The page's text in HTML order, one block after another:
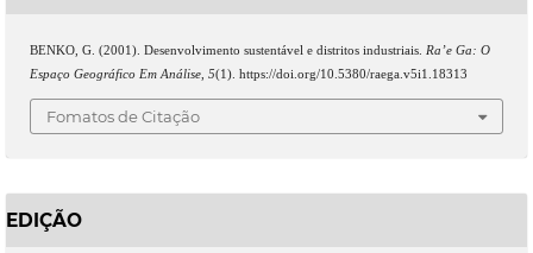
BENKO, G. (2001). Desenvolvimento sustentável e distritos industriais. Ra’e Ga: O
Espaço Geográfico Em Análise, 5(1). https://doi.org/10.5380/raega.v5i1.18313
Fomatos de Citação
EDIÇÃO